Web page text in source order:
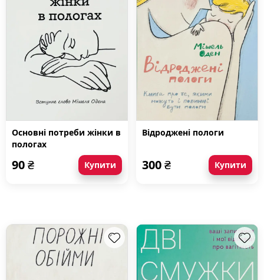
Основні потреби жінки в
пологах
90₴ Купити
Відроджені пологи
300₴ Купити